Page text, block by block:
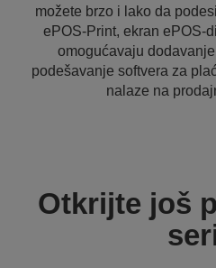
možete brzo i lako da
ePOS-Print, ekran ePOS-
omogućavaju
podešavanje softvera za
nalaze na
Otkrijte još